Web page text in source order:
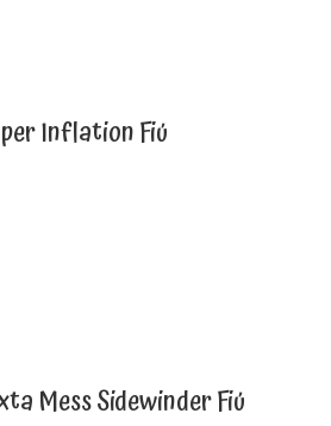
Inflation Fiú
Mess Sidewinder Fiú